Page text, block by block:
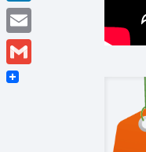
LinkedIn
Email
Gmail